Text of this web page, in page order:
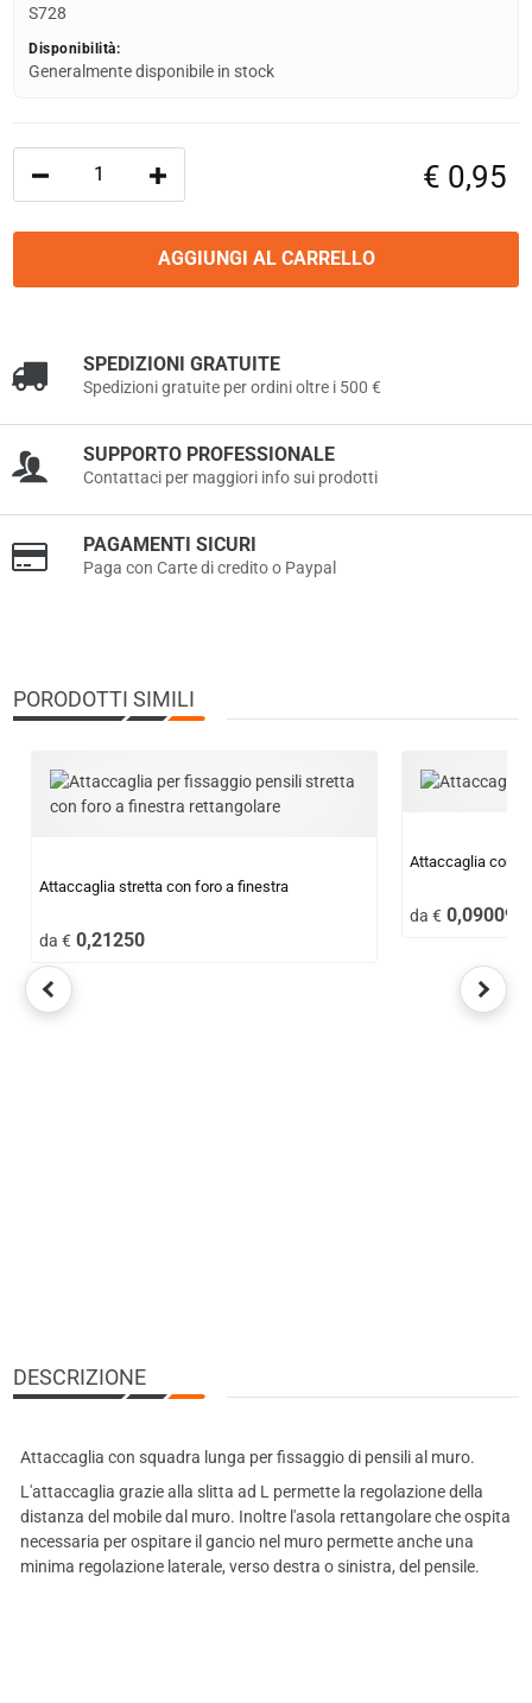
S728
Disponibilità:
Generalmente disponibile in stock
€ 0,95
AGGIUNGI AL CARRELLO
DESCRIZIONE
Attaccaglia con squadra lunga per fissaggio di pensili al muro.
L'attaccaglia grazie alla slitta ad L permette la regolazione della
distanza del mobile dal muro. Inoltre l'asola rettangolare che ospita
necessaria per ospitare il gancio nel muro permette anche una
minima regolazione laterale, verso destra o sinistra, del pensile.
PORODOTTI SIMILI
Attaccaglia stretta con foro a finestra
da € 0,21250
Attaccaglia con
da € 0,09009
SPEDIZIONI GRATUITE
Spedizioni gratuite per ordini oltre i 500 €
SUPPORTO PROFESSIONALE
Contattaci per maggiori info sui prodotti
PAGAMENTI SICURI
Paga con Carte di credito o Paypal